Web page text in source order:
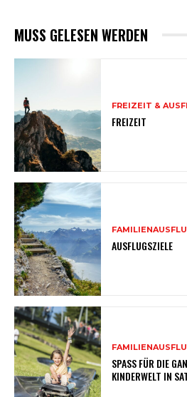
MUSS GELESEN WERDEN
FREIZEIT &
FREIZEIT
AUSFLUGSZIELE
SPASS FÜR DIE
KINDERWELT IN